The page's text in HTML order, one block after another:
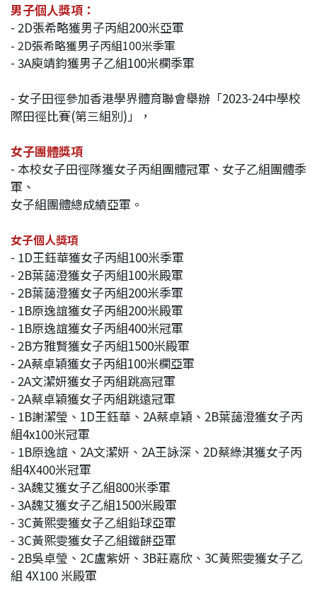
男子個人獎項：
- 2D張希略獲男子丙組200米亞軍
- 2D張希略獲男子丙組100米季軍
- 3A庾靖鈞獲男子乙組100米欄季軍
- 女子田徑參加香港學界體育聯會舉辦「2023-24中學校
際田徑比賽(第三組別)」，
女子團體獎項
- 本校女子田徑隊獲女子丙組團體冠軍、女子乙組團體季
軍、
女子組團體總成績亞軍。
女子個人獎項
- 1D王鈺華獲女子丙組100米季軍
- 2B葉藹澄獲女子丙組100米殿軍
- 2B葉藹澄獲女子丙組200米季軍
- 1B原逸誼獲女子丙組200米殿軍
- 1B原逸誼獲女子丙組400米冠軍
- 2B方雅賢獲女子丙組1500米殿軍
- 2A蔡卓穎獲女子丙組100米欄亞軍
- 2A文潔妍獲女子丙組跳高冠軍
- 2A蔡卓穎獲女子丙組跳遠冠軍
- 1B謝潔瑩、1D王鈺華、2A蔡卓穎、2B葉藹澄獲女子丙
組4x100米冠軍
- 1B原逸誼、2A文潔妍、2A王詠深、2D蔡綠淇獲女子丙
組4X400米冠軍
- 3A魏艾獲女子乙組800米季軍
- 3A魏艾獲女子乙組1500米殿軍
- 3C黃熙雯獲女子乙組鉛球亞軍
- 3C黃熙雯獲女子乙組鐵餅亞軍
- 2B吳卓瑩、2C盧紫妍、3B莊嘉欣、3C黃熙雯獲女子乙
組 4X100 米殿軍